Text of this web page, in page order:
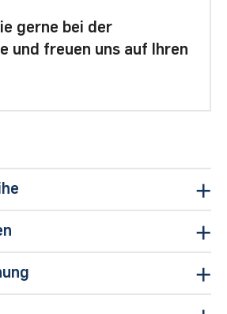
gerne bei der
und freuen uns auf Ihren
2025